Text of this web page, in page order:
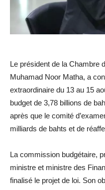
Le président de la Chambre
Muhamad Noor Matha, a
extraordinaire du 13 au 15
budget de 3,78 billions de
après que le comité
milliards de bahts et de
La commission budgétaire,
ministre et ministre des
finalisé le projet de loi. Son